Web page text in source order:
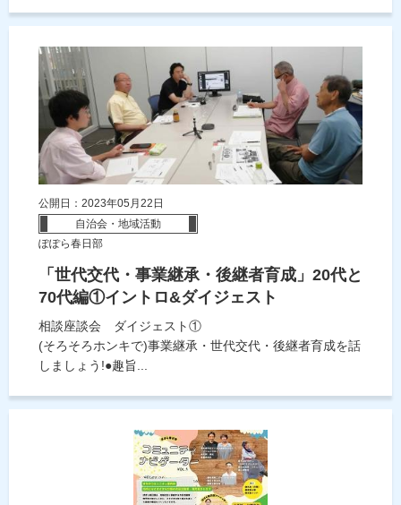
公開日：2023年05月22日
自治会・地域活動
ぽぽら春日部
「世代交代・事業継承・後継者育成」20代と
70代編①イントロ&ダイジェスト
相談座談会 ダイジェスト①
(そろそろホンキで)事業継承・世代交代・後継者育成を話
しましょう!●趣旨...